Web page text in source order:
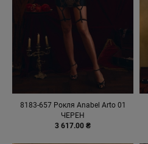
8183-657 Рокля Anabel Arto 01
ЧЕРЕН
3 617.00 ₴